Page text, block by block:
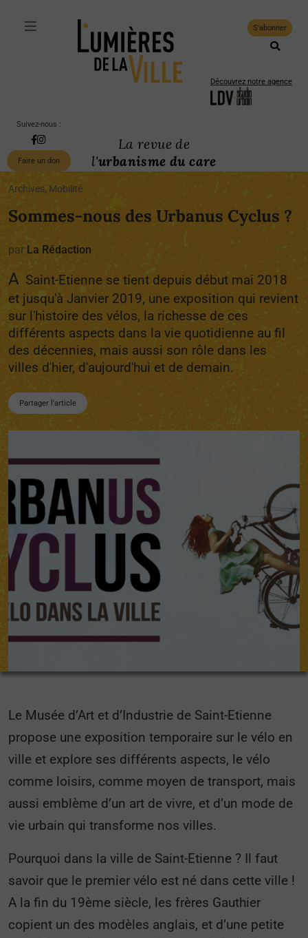
S'abonner
Découvrez notre agence
Suivez-nous :
Faire un don
La revue de
l'urbanisme du care
Archives, Mobilité
Sommes-nous des Urbanus Cyclus ?
par La Rédaction
A Saint-Etienne se tient depuis début mai 2018
et jusqu'à Janvier 2019, une exposition qui revient
sur l'histoire des vélos, la richesse de ces
différents aspects dans la vie quotidienne au fil
des décennies, mais aussi son rôle dans les
villes d'hier, d'aujourd'hui et de demain.
Partager l'article
Le Musée d’Art et d’Industrie de Saint-Etienne
propose une exposition temporaire sur le vélo en
ville et explore ses différents aspects, le vélo
comme loisirs, comme moyen de transport, mais
aussi emblème d’un art de vivre, et d’un mode de
vie urbain qui transforme nos villes.
Pourquoi dans la ville de Saint-Etienne ? Il faut
savoir que le premier vélo est né dans cette ville !
A la fin du 19ème siècle, les frères Gauthier
copient un des modèles anglais, et d’une petite